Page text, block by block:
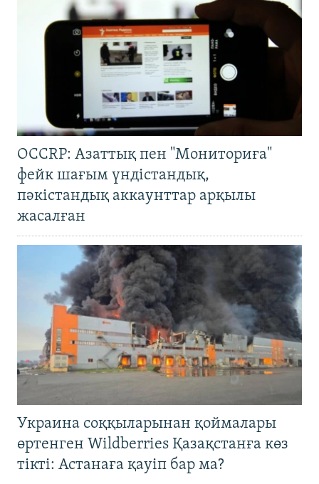
OCCRP: Азаттық пен "Мониториға"
фейк шағым үндістандық,
пәкістандық аккаунттар арқылы
жасалған
Украина соққыларынан қоймалары
өртенген Wildberries Қазақстанға көз
тікті: Астанаға қауіп бар ма?